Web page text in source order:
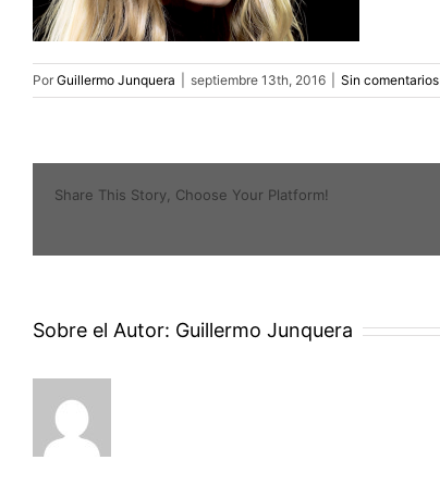
Por Guillermo Junquera septiembre 13th, 2016 Sin comentarios
Share This Story, Choose Your Platform!
Sobre el Autor: Guillermo Junquera